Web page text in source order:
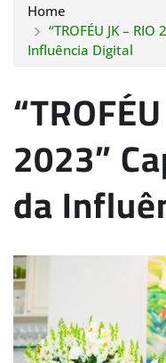
Home
“TROFÉU JK –
Influência Digital
2023”
da